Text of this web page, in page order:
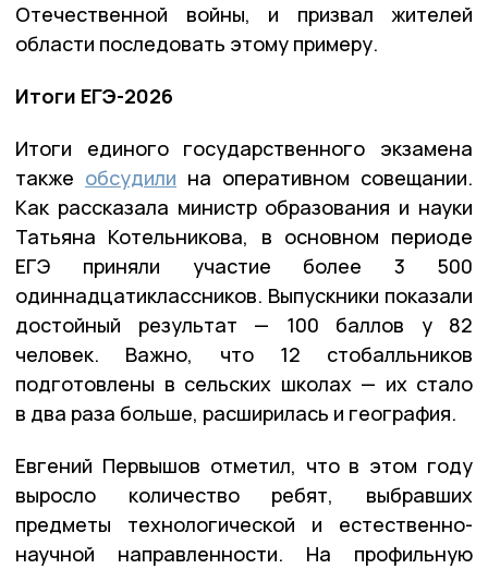
Отечественной войны, и призвал жителей
области последовать этому примеру.
Итоги ЕГЭ-2026
Итоги единого государственного экзамена
также обсудили на оперативном совещании.
Как рассказала министр образования и науки
Татьяна Котельникова, в основном периоде
ЕГЭ приняли участие более 3 500
одиннадцатиклассников. Выпускники показали
достойный результат — 100 баллов у 82
человек. Важно, что 12 стобалльников
подготовлены в сельских школах — их стало
в два раза больше, расширилась и география.
Евгений Первышов отметил, что в этом году
выросло количество ребят, выбравших
предметы технологической и естественно-
научной направленности. На профильную